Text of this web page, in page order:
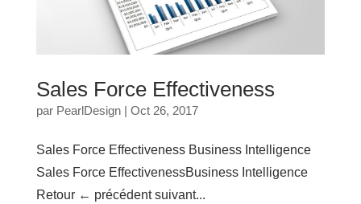
Sales Force Effectiveness
par PearlDesign| Oct 26, 2017
Sales Force Effectiveness Business Intelligence
Sales Force EffectivenessBusiness Intelligence
Retour ← précédent suivant...